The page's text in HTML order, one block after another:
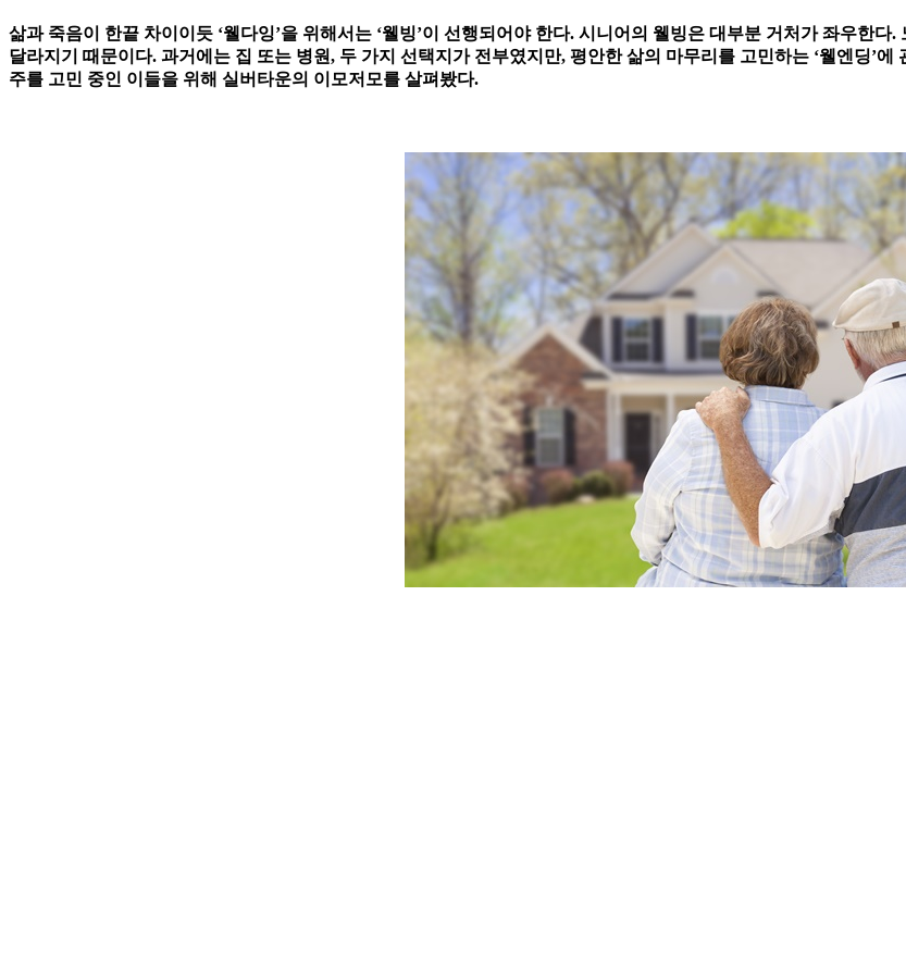
삶과 죽음이 한끝 차이이듯 ‘웰다잉’을 위해서는 ‘웰빙’이 선행되어야 한다. 시니어의 웰빙은 대부분 거처가 좌우한
달라지기 때문이다. 과거에는 집 또는 병원, 두 가지 선택지가 전부였지만, 평안한 삶의 마무리를 고민하는 ‘웰엔딩’
주를 고민 중인 이들을 위해 실버타운의 이모저모를 살펴봤다.